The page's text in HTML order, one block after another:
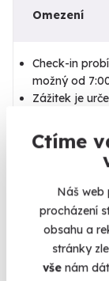
Ctíme
Náš web
procházení
obsahu a
stránky
vše nám
Termíny
Omezení
Check-in
možný od
Zážitek je
Kde se
Nepomuk